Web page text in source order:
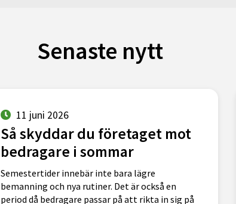
Senaste nytt
11 juni 2026
Så skyddar du företaget mot
bedragare i sommar
Semestertider innebär inte bara lägre
bemanning och nya rutiner. Det är också en
period då bedragare passar på att rikta in sig på